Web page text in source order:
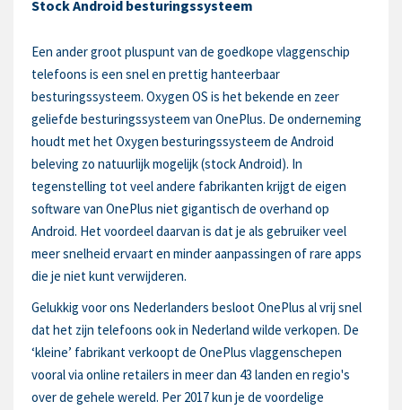
Stock Android besturingssysteem
Een ander groot pluspunt van de goedkope vlaggenschip
telefoons is een snel en prettig hanteerbaar
besturingssysteem. Oxygen OS is het bekende en zeer
geliefde besturingssysteem van OnePlus. De onderneming
houdt met het Oxygen besturingssysteem de Android
beleving zo natuurlijk mogelijk (stock Android). In
tegenstelling tot veel andere fabrikanten krijgt de eigen
software van OnePlus niet gigantisch de overhand op
Android. Het voordeel daarvan is dat je als gebruiker veel
meer snelheid ervaart en minder aanpassingen of rare apps
die je niet kunt verwijderen.
Gelukkig voor ons Nederlanders besloot OnePlus al vrij snel
dat het zijn telefoons ook in Nederland wilde verkopen. De
‘kleine’ fabrikant verkoopt de OnePlus vlaggenschepen
vooral via online retailers in meer dan 43 landen en regio's
over de gehele wereld. Per 2017 kun je de voordelige